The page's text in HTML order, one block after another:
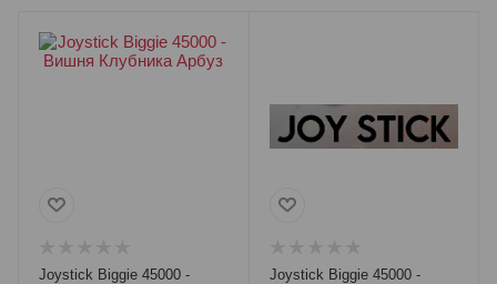
Joystick Biggie 45000 -
Joystick Biggie 45000 -